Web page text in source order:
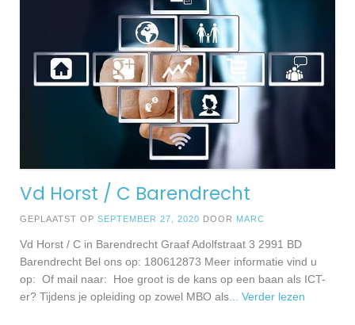
Vd Horst / C Barendrecht
GEPLAATST OP SEPTEMBER 27, 2020 DOOR MARC
Vd Horst / C in Barendrecht Graaf Adolfstraat 3 2991 BD
Barendrecht Bel ons op: 180612873 Meer informatie vind u
op: Of mail naar: Hoe groot is de kans op een baan als ICT-
er? Tijdens je opleiding op zowel MBO als ... Verder lezen